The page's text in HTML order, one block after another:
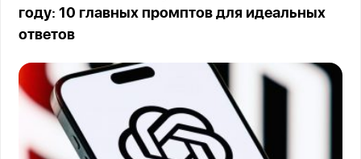
году: 10 главных промптов для идеальных
ответов